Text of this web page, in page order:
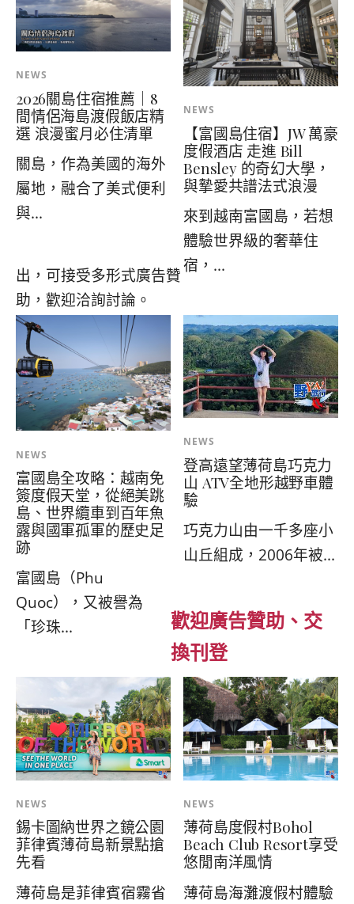
NEWS
2026關島住宿推薦｜8
間情侶海島渡假飯店精
選 浪漫蜜月必住清單
關島，作為美國的海外
屬地，融合了美式便利
與...
NEWS
【富國島住宿】JW 萬豪
度假酒店 走進 Bill
Bensley 的奇幻大學，
與摯愛共譜法式浪漫
來到越南富國島，若想
體驗世界級的奢華住
宿，...
NEWS
富國島全攻略：越南免
簽度假天堂，從絕美跳
島、世界纜車到百年魚
露與國軍孤軍的歷史足
跡
富國島（Phu
Quoc），又被譽為
「珍珠...
NEWS
登高遠望薄荷島巧克力
山 ATV全地形越野車體
驗
巧克力山由一千多座小
山丘組成，2006年被...
NEWS
錫卡圖納世界之鏡公園
菲律賓薄荷島新景點搶
先看
薄荷島是菲律賓宿霧省
NEWS
薄荷島度假村Bohol
Beach Club Resort享受
悠閒南洋風情
薄荷島海灘渡假村體驗
出，可接受多形式廣告贊
助，歡迎洽詢討論。
歡迎廣告贊助、交
換刊登